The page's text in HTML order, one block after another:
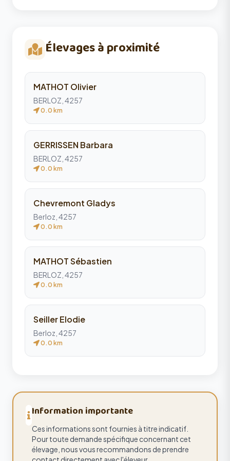
Élevages à proximité
MATHOT Olivier
BERLOZ, 4257
0.0 km
GERRISSEN Barbara
BERLOZ, 4257
0.0 km
Chevremont Gladys
Berloz, 4257
0.0 km
MATHOT Sébastien
BERLOZ, 4257
0.0 km
Seiller Elodie
Berloz, 4257
0.0 km
Information importante
Ces informations sont fournies à titre indicatif.
Pour toute demande spécifique concernant cet
élevage, nous vous recommandons de prendre